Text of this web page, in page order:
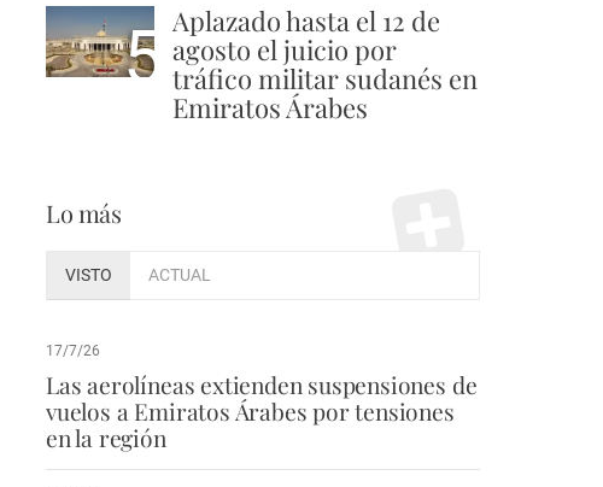
5 Aplazado hasta el 12 de
agosto el juicio por
tráfico militar sudanés en
Emiratos Árabes
Lo más
VISTO ACTUAL
17/7/26
Las aerolíneas extienden suspensiones de
vuelos a Emiratos Árabes por tensiones
en la región